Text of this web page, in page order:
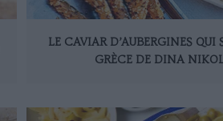
LE CAVIAR D’AUBERGINES QUI
GRÈCE DE DINA